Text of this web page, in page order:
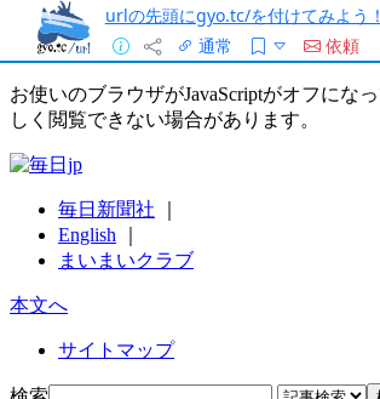
urlの先頭にgyo.tc/を付けてみよう！
通常
依頼